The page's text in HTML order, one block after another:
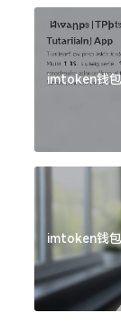
imtoken钱
imtoken钱